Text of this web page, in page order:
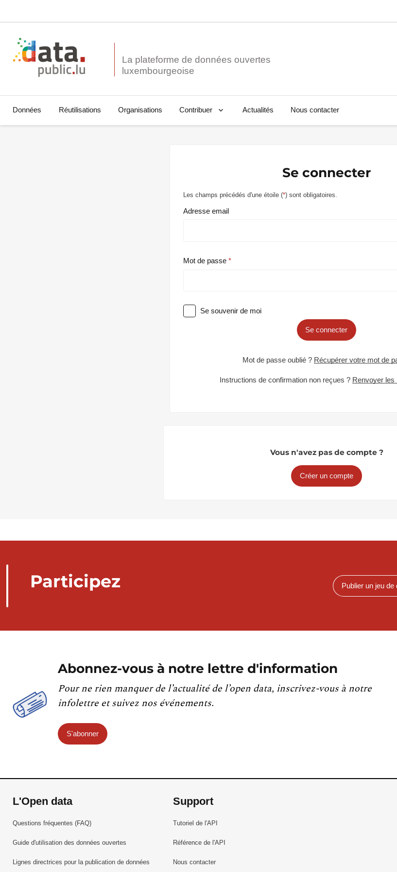
La plateforme de données ouvertes
Données Réutilisations Organisations Contribuer Actualités Nous contacter
Se connecter
Les champs précédés d'une étoile (*) sont obligatoires.
Adresse email
Mot de passe
Se souvenir de moi
Se connecter
Mot de passe oublié ? Récupérer votre mot de
Instructions de confirmation non reçues ? Renvoyer les
Vous n'avez pas de compte ?
Créer un compte
Participez Publier un jeu de
Abonnez-vous à notre lettre d'information
Pour ne rien manquer de l’actualité de l’open data, inscrivez-vous à notre
infolettre et suivez nos événements.
S'abonner
L'Open data
Questions fréquentes (FAQ)
Guide d'utilisation des données ouvertes
Lignes directrices pour la publication de données
Support
Tutoriel de l'API
Référence de l'API
Nous contacter